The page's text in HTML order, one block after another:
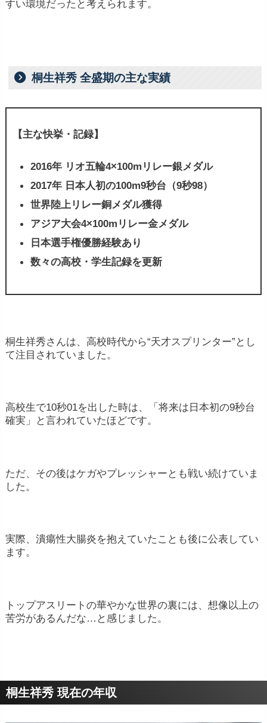
すい環境だったと考えられます。
桐生祥秀 全盛期の主な実績
【主な快挙・記録】
2016年 リオ五輪4×100mリレー銀メダル
2017年 日本人初の100m9秒台（9秒98）
世界陸上リレー銅メダル獲得
アジア大会4×100mリレー金メダル
日本選手権優勝経験あり
数々の高校・学生記録を更新
桐生祥秀さんは、高校時代から“天才スプリンター”とし
て注目されていました。
高校生で10秒01を出した時は、「将来は日本初の9秒台
確実」と言われていたほどです。
ただ、その後はケガやプレッシャーとも戦い続けていま
した。
実際、潰瘍性大腸炎を抱えていたことも後に公表してい
ます。
トップアスリートの華やかな世界の裏には、想像以上の
苦労があるんだな…と感じました。
桐生祥秀 現在の年収